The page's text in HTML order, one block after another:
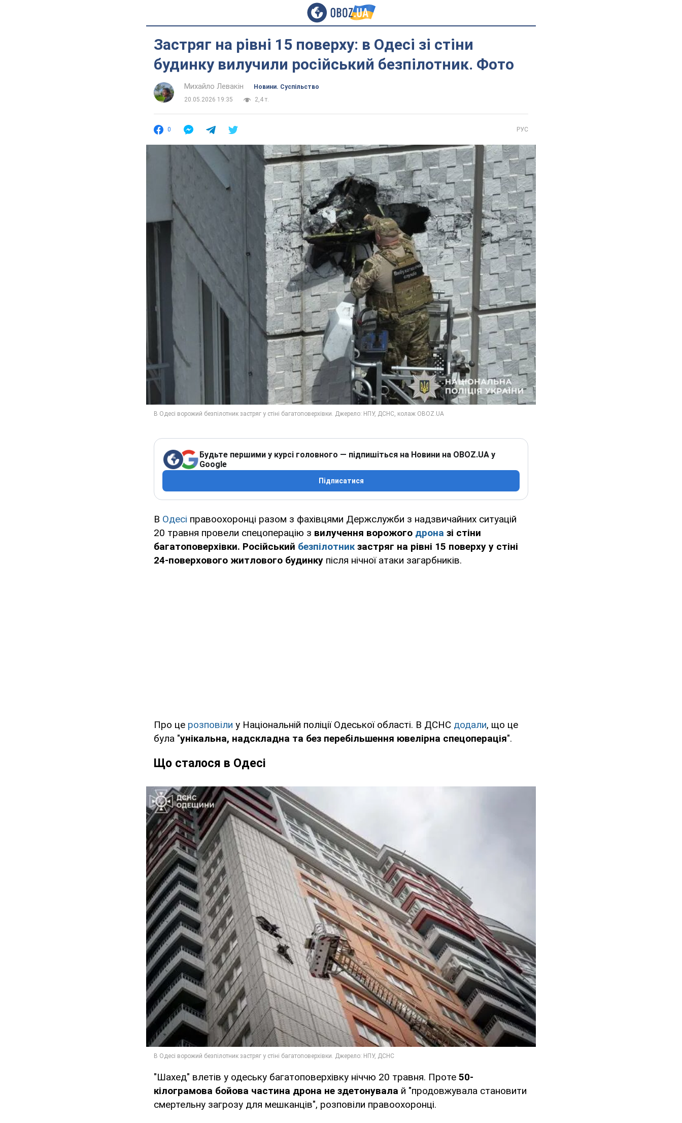
Застряг на рівні 15 поверху: в Одесі зі стіни
будинку вилучили російський безпілотник. Фото
Михайло Левакін
Новини. Суспільство
20.05.2026 19:35
2,4 т.
0 РУС
Будьте першими у курсі головного — підпишіться на Новини на OBOZ.UA у
Google
Підписатися
В Одесі правоохоронці разом з фахівцями Держслужби з надзвичайних ситуацій
20 травня провели спецоперацію з вилучення ворожого дрона зі стіни
багатоповерхівки. Російський безпілотникзастряг на рівні 15 поверху у стіні
24-поверхового житлового будинку після нічної атаки загарбників.
Про це розповіли у Національній поліції Одеської області. В ДСНС додали, що це
була "унікальна, надскладна та без перебільшення ювелірна спецоперація".
Що сталося в Одесі
"Шахед" влетів у одеську багатоповерхівку ніччю 20 травня. Проте 50-
кілограмова бойова частина дрона не здетонувала й "продовжувала становити
смертельну загрозу для мешканців", розповіли правоохоронці.